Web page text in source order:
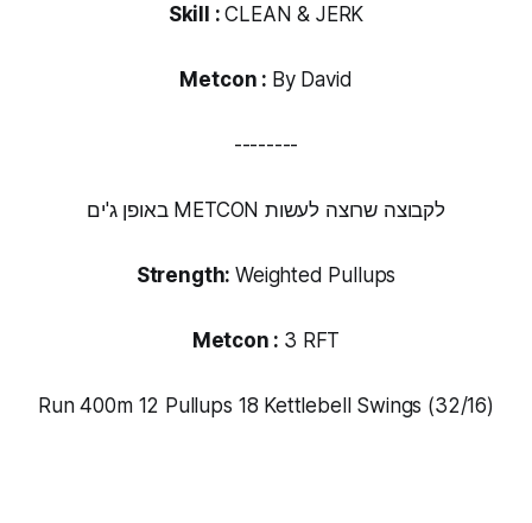
Skill :CLEAN & JERK
Metcon : By David
--------
באופן ג'ים METCON לקבוצה שרוצה לעשות
Strength:Weighted Pullups
Metcon : 3 RFT
Run 400m 12 Pullups 18 KettlebellSwings (32/16)